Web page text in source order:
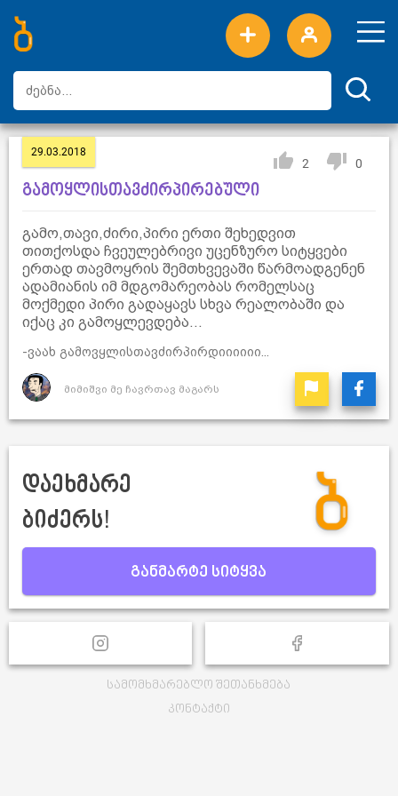
ახალი სიტყვები
ტოპ სიტყვები
დღის ტოპ სიტყვები
ტოპ მომხმარებლები
29.03.2018
2 0
გამოყლისთავძირპირებული
გამო,თავი,ძირი,პირი ერთი შეხედვით
თითქოსდა ჩვეულებრივი უცენზურო სიტყვები
ერთად თავმოყრის შემთხვევაში წარმოადგენენ
ადამიანის იმ მდგომარეობას რომელსაც
მოქმედი პირი გადაყავს სხვა რეალობაში და
იქაც კი გამოყლევდება...
-ვაახ გამოვყლისთავძირპირდიიიიიი...
მიმიშვი მე ჩავრთავ მაგარს
დაეხმარე
ბიძერს!
განმარტე სიტყვა
სამომხმარებლო შეთანხმება
კონტაქტი